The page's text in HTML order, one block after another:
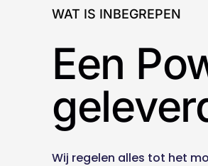
WAT IS INBEGREPEN
Een
Wij regelen alles tot het